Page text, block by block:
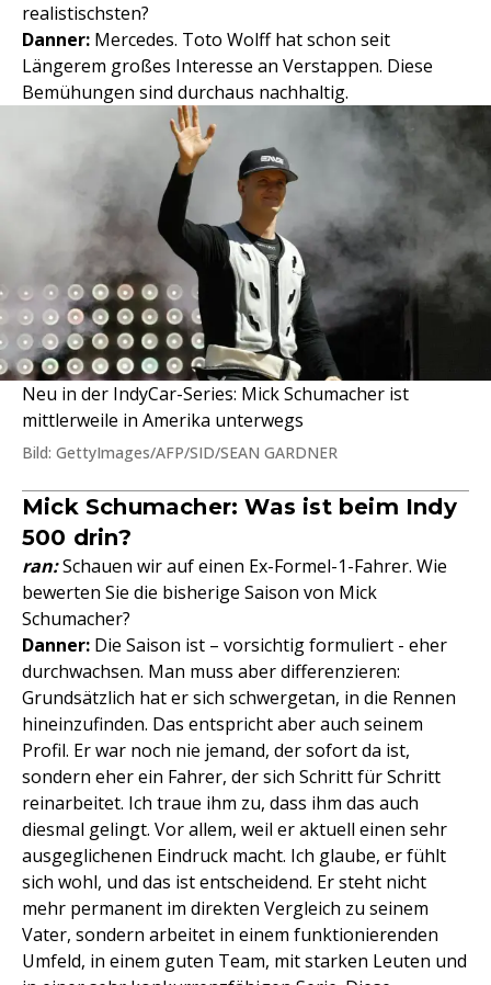
realistischsten?
Danner: Mercedes. Toto Wolff hat schon seit
Längerem großes Interesse an Verstappen. Diese
Bemühungen sind durchaus nachhaltig.
Neu in der IndyCar-Series: Mick Schumacher ist
mittlerweile in Amerika unterwegs
Bild: GettyImages/AFP/SID/SEAN GARDNER
Mick Schumacher: Was ist beim Indy
500 drin?
ran:Schauen wir auf einen Ex-Formel-1-Fahrer. Wie
bewerten Sie die bisherige Saison von Mick
Schumacher?
Danner: Die Saison ist – vorsichtig formuliert - eher
durchwachsen. Man muss aber differenzieren:
Grundsätzlich hat er sich schwergetan, in die Rennen
hineinzufinden. Das entspricht aber auch seinem
Profil. Er war noch nie jemand, der sofort da ist,
sondern eher ein Fahrer, der sich Schritt für Schritt
reinarbeitet. Ich traue ihm zu, dass ihm das auch
diesmal gelingt. Vor allem, weil er aktuell einen sehr
ausgeglichenen Eindruck macht. Ich glaube, er fühlt
sich wohl, und das ist entscheidend. Er steht nicht
mehr permanent im direkten Vergleich zu seinem
Vater, sondern arbeitet in einem funktionierenden
Umfeld, in einem guten Team, mit starken Leuten und